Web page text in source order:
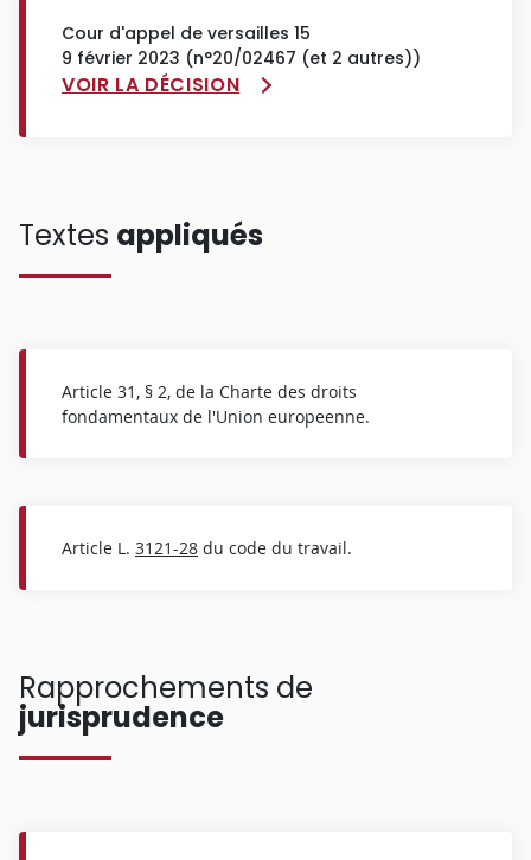
Cour d'appel de versailles 15
9 février 2023 (n°20/02467 (et 2 autres))
VOIR LA DÉCISION
Textes appliqués
Article 31, § 2, de la Charte des droits
fondamentaux de l'Union europeenne.
Article L. 3121-28 du code du travail.
Rapprochements de
jurisprudence